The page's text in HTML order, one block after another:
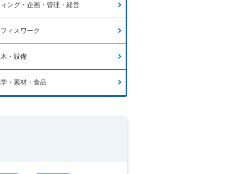
ング・企画・管理・経営
ィスワーク
・設備
・素材・食品